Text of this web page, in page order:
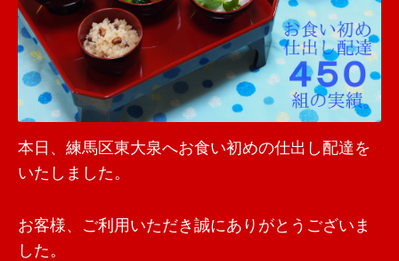
本日、練馬区東大泉へお食い初めの仕出し配達を
いたしました。
お客様、ご利用いただき誠にありがとうございま
した。